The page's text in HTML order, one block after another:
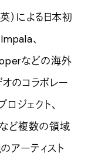
）による日本初
、
などの海外
のコラボレー
ジェクト、
ど複数の領域
アーティスト